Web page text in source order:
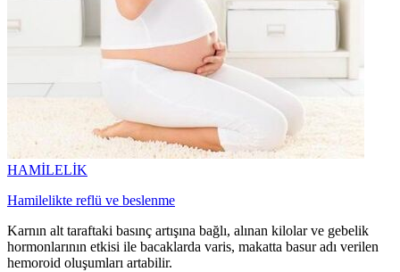
HAMİLELİK
Hamilelikte reflü ve beslenme
Karnın alt taraftaki basınç artışına bağlı, alınan kilolar ve gebelik
hormonlarının etkisi ile bacaklarda varis, makatta basur adı verilen
hemoroid oluşumları artabilir.